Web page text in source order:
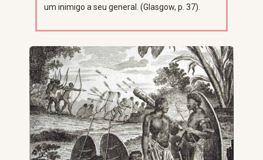
um inimigo a seu general. (Glasgow, p. 37).